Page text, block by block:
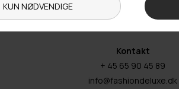
Tors: 09.00-17.00
Fre: 09.00-15.30
Kontakt
+ 45 65 90 45 89
info@fashiondeluxe.dk